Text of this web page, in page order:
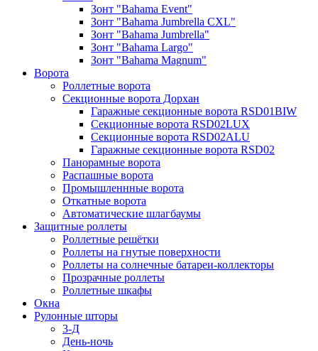
Зонт "Bahama Event"
Зонт "Bahama Jumbrella CXL"
Зонт "Bahama Jumbrella"
Зонт "Bahama Largo"
Зонт "Bahama Magnum"
Ворота
Роллетные ворота
Секционные ворота Дорхан
Гаражные секционные ворота RSD01BIW
Секционные ворота RSD02LUX
Секционные ворота RSD02ALU
Гаражные секционные ворота RSD02
Панорамные ворота
Распашные ворота
Промышленнные ворота
Откатные ворота
Автоматические шлагбаумы
Защитные роллеты
Роллетные решётки
Роллеты на гнутые поверхности
Роллеты на солнечные батареи-коллекторы
Прозрачные роллеты
Роллетные шкафы
Окна
Рулонные шторы
3-Д
День-ночь